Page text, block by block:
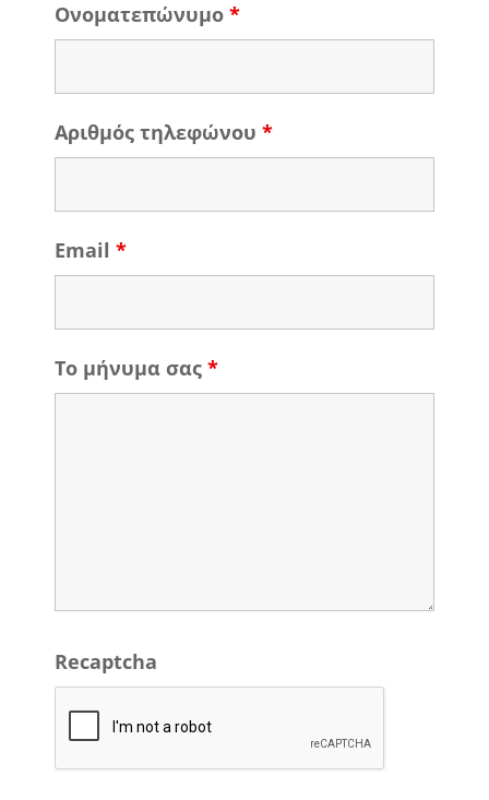
Ονοματεπώνυμο *
Αριθμός τηλεφώνου *
Email *
Το μήνυμα σας *
Recaptcha